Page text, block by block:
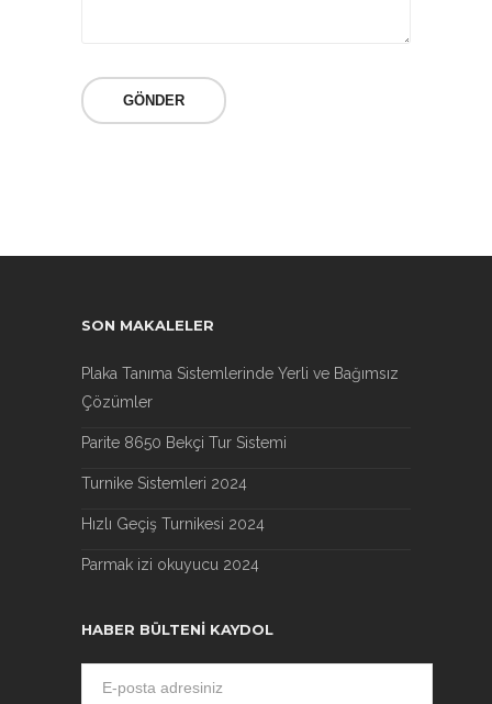
SON MAKALELER
Plaka Tanıma Sistemlerinde Yerli ve Bağımsız
Çözümler
Parite 8650 Bekçi Tur Sistemi
Turnike Sistemleri 2024
Hızlı Geçiş Turnikesi 2024
Parmak izi okuyucu 2024
HABER BÜLTENI KAYDOL